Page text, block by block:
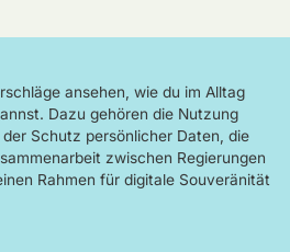
ansehen, wie du im Alltag
Dazu gehören die Nutzung
Schutz persönlicher Daten, die
zwischen Regierungen
Rahmen für digitale Souveränität